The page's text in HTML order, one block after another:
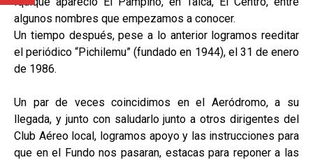
algunos nombres que empezamos a conocer.
Un tiempo después, pese a lo anterior logramos reeditar
el periódico “Pichilemu” (fundado en 1944), el 31 de enero
de 1986.
Un par de veces coincidimos en el Aeródromo, a su
llegada, y junto con saludarlo junto a otros dirigentes del
Club Aéreo local, logramos apoyo y las instrucciones para
que en el Fundo nos pasaran, estacas para reponer a las